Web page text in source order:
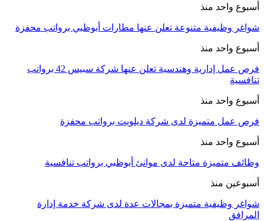
أسبوع واحد منذ
شواغر وظيفية متنوعة تعلن عنها مطارات أبوظبي برواتب محفزة
أسبوع واحد منذ
فرص عمل إدارية وهندسية تعلن عنها شركة سبيس 42 برواتب
تنافسية
أسبوع واحد منذ
فرص عمل متميزة لدى شركة ديلويت برواتب محفزة
أسبوع واحد منذ
وظائف متميزة متاحة لدى موانئ أبوظبي برواتب تنافسية
أسبوعين منذ
شواغر وظيفية متميزة بمجالات عدة لدى شركة خدمة إدارة
المرافق